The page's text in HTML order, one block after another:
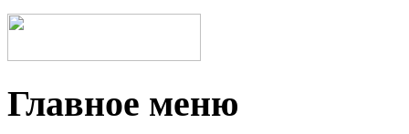
Главное меню